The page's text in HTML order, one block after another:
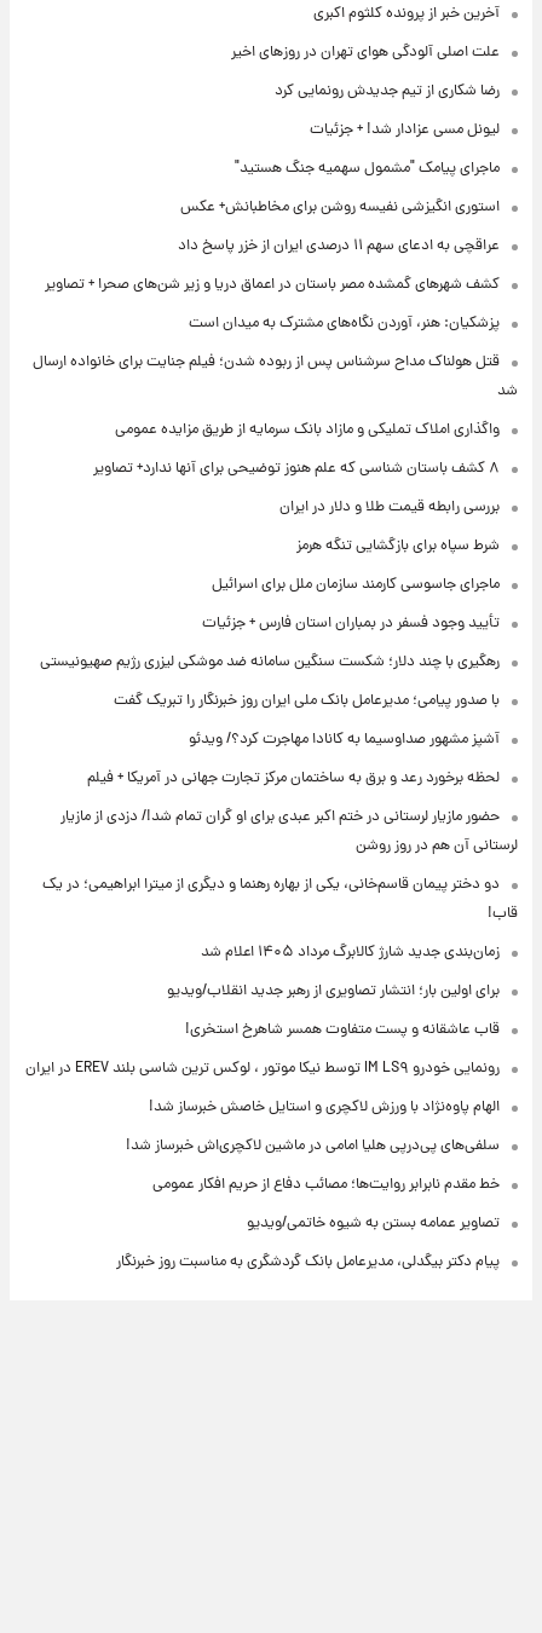
آخرین خبر از پرونده کلثوم اکبری
علت اصلی آلودگی هوای تهران در روزهای اخیر
رضا شکاری از تیم جدیدش رونمایی کرد
لیونل مسی عزادار شد! + جزئیات
ماجرای پیامک "مشمول سهمیه جنگ هستید"
استوری انگیزشی نفیسه روشن برای مخاطبانش+ عکس
عراقچی به ادعای سهم ۱۱ درصدی ایران از خزر پاسخ داد
کشف شهرهای گمشده مصر باستان در اعماق دریا و زیر شن‌های صحرا + تصاویر
پزشکیان: هنر، آوردن نگاه‌های مشترک به میدان است
قتل هولناک مداح سرشناس پس از ربوده شدن؛ فیلم جنایت برای خانواده ارسال
شد
واگذاری املاک تملیکی و مازاد بانک سرمایه از طریق مزایده عمومی
۸ کشف باستان شناسی که علم هنوز توضیحی برای آنها ندارد+ تصاویر
بررسی رابطه قیمت طلا و دلار در ایران
شرط سپاه برای بازگشایی تنگه هرمز
ماجرای جاسوسی کارمند سازمان ملل برای اسرائیل
تأیید وجود فسفر در بمباران استان فارس + جزئیات
رهگیری با چند دلار؛ شکست سنگین سامانه ضد موشکی لیزری رژیم صهیونیستی
با صدور پیامی؛ مدیرعامل بانک ملی ایران روز خبرنگار را تبریک گفت
آشپز مشهور صداوسیما به کانادا مهاجرت کرد؟/ ویدئو
لحظه برخورد رعد و برق به ساختمان مرکز تجارت جهانی در آمریکا + فیلم
حضور مازیار لرستانی در ختم اکبر عبدی برای او گران تمام شد!/ دزدی از مازیار
لرستانی آن هم در روز روشن
دو دختر پیمان قاسم‌خانی، یکی از بهاره رهنما و دیگری از میترا ابراهیمی؛ در یک
قاب!
زمان‌بندی جدید شارژ کالابرگ مرداد ۱۴۰۵ اعلام شد
برای اولین بار؛ انتشار تصاویری از رهبر جدید انقلاب/ویدیو
قاب عاشقانه و پست متفاوت همسر شاهرخ استخری!
رونمایی خودرو IM LS۹ توسط نیکا موتور ، لوکس ترین شاسی بلند EREV در ایران
الهام پاوه‌نژاد با ورزش لاکچری و استایل خاصش خبرساز شد!
سلفی‌های پی‌درپی هلیا امامی در ماشین لاکچری‌اش خبرساز شد!
خط مقدم نابرابر روایت‌ها؛ مصائب دفاع از حریم افکار عمومی
تصاویر عمامه بستن به شیوه خاتمی/ویدیو
پیام دکتر بیگدلی، مدیرعامل بانک گردشگری به مناسبت روز خبرنگار